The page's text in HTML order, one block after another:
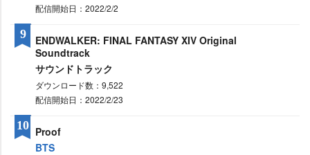
配信開始日：2022/2/2
ENDWALKER: FINAL FANTASY XIV Original
Soundtrack
サウンドトラック
ダウンロード数：9,522
配信開始日：2022/2/23
9
Proof
BTS
10